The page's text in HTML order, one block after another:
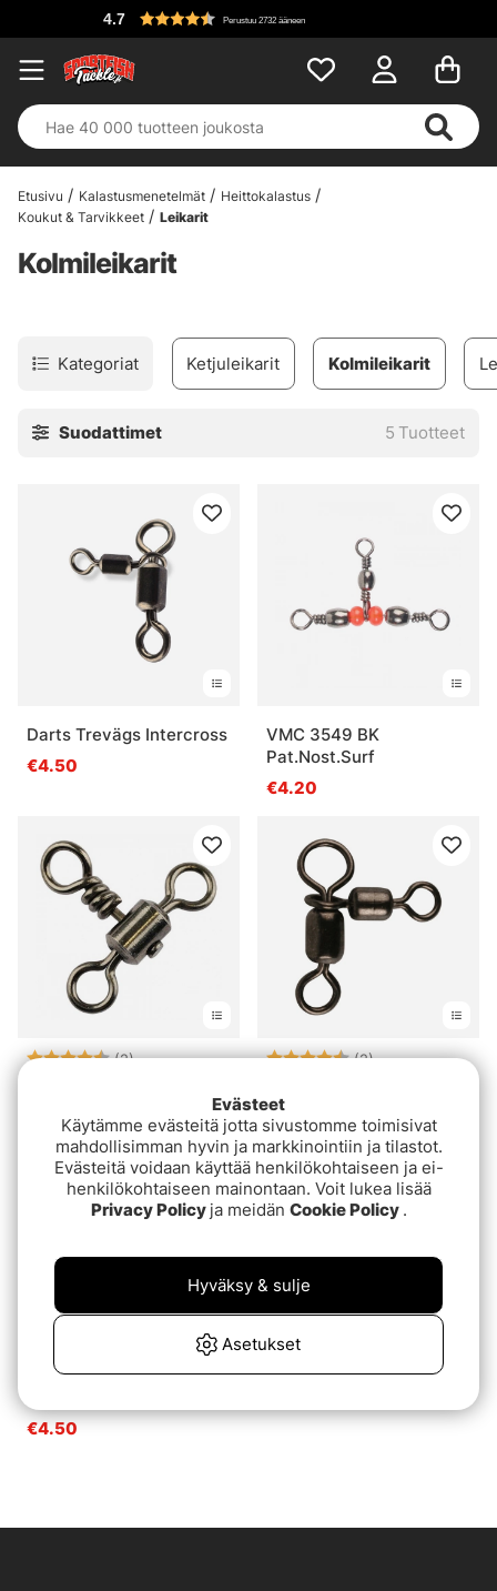
4.7 Perustuu 2732 ääneen
Etusivu Kalastusmenetelmät
Heittokalastus
Koukut & Tarvikkeet
Leikarit
Kolmileikarit
Kategoriat Ketjuleikarit Kolmileikarit
Suodattimet 5 Tuotteet
Darts Trevägs Intercross
€4.50
VMC 3549 BK
Pat.Nost.Surf
€4.20
Arvio: (2)4.5 5:sta tähdestä
€4.50
Arvio: (2)4.5 5:sta
€5
€4.50
Evästeet
Käytämme evästeitä jotta sivustomme toimisivat
mahdollisimman hyvin ja markkinointiin ja tilastot.
Evästeitä voidaan käyttää henkilökohtaiseen ja ei-
henkilökohtaiseen mainontaan. Voit lukea lisää
Privacy Policy ja meidän Cookie Policy .
Asetukset
Hyväksy & sulje